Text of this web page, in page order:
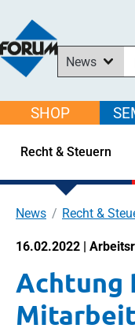
News
In
Im Shop
In
SHOP
Recht & Steuern
News Recht &
16.02.2022 |
Achtung